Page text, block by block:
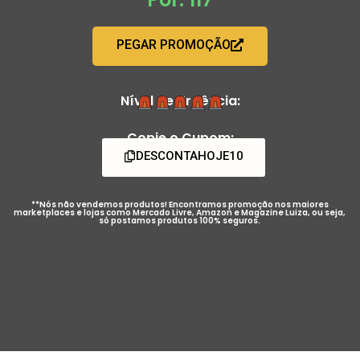
PEGAR PROMOÇÃO
Nível de Urgência:
Copie o Cupom:
DESCONTAHOJE10
**Nós não vendemos produtos! Encontramos promoção nos maiores
marketplaces e lojas como Mercado Livre, Amazon e Magazine Luiza, ou seja,
só postamos produtos 100% seguros.